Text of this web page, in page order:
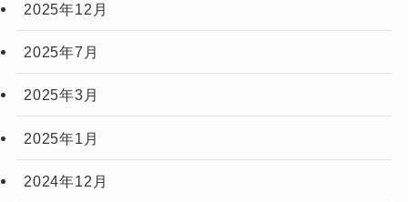
2025年12月
2025年7月
2025年3月
2025年1月
2024年12月